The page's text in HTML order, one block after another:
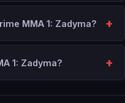
MMA 1: Zadyma?
1: Zadyma?